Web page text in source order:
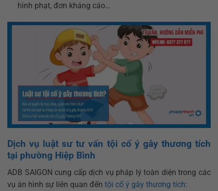
hình phạt, đơn kháng cáo…
Dịch vụ luật sư tư vấn tội cố ý gây thương tích
tại phường Hiệp Bình
ADB SAIGON cung cấp dịch vụ pháp lý toàn diện trong các
vụ án hình sự liên quan đến tội cố ý gây thương tích: